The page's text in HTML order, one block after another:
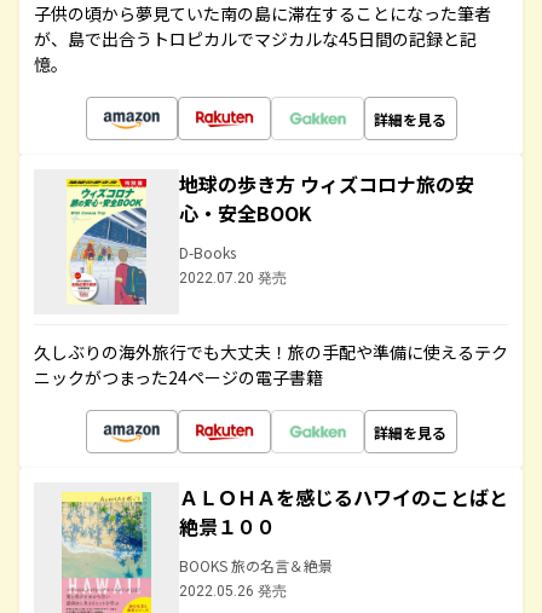
子供の頃から夢見ていた南の島に滞在することになった筆者
が、島で出合うトロピカルでマジカルな45日間の記録と記
憶。
詳細を見る
地球の歩き方 ウィズコロナ旅の安
心・安全BOOK
D-Books
2022.07.20 発売
久しぶりの海外旅行でも大丈夫！旅の手配や準備に使えるテク
ニックがつまった24ページの電子書籍
詳細を見る
ＡＬＯＨＡを感じるハワイのことばと
絶景１００
BOOKS 旅の名言＆絶景
2022.05.26 発売